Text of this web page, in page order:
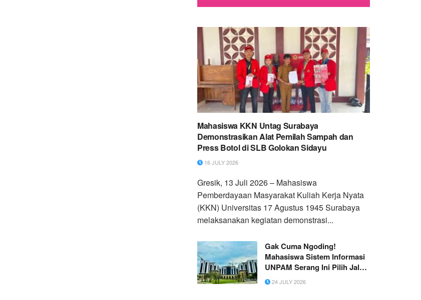
Mahasiswa KKN Untag Surabaya
Demonstrasikan Alat Pemilah Sampah dan
Press Botol di SLB Golokan Sidayu
16 JULY 2026
Gresik, 13 Juli 2026 – Mahasiswa
Pemberdayaan Masyarakat Kuliah Kerja Nyata
(KKN) Universitas 17 Agustus 1945 Surabaya
melaksanakan kegiatan demonstrasi...
Gak Cuma Ngoding!
Mahasiswa Sistem Informasi
UNPAM Serang Ini Pilih Jalan
Kreatif Sebagai Alternatif Jadi
Desainer & Editor
24 JULY 2026